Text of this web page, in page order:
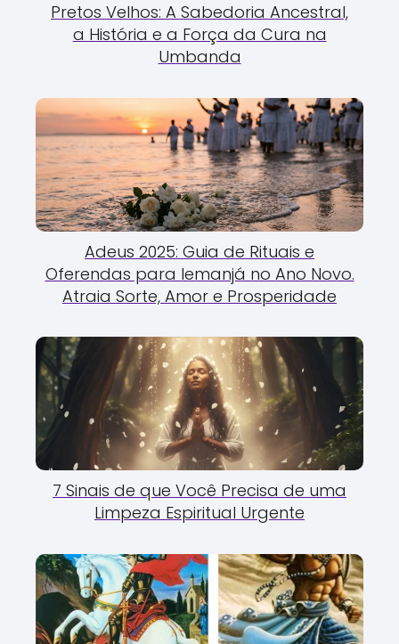
Pretos Velhos: A Sabedoria Ancestral,
a História e a Força da Cura na
Umbanda
Adeus 2025: Guia de Rituais e
Oferendas para Iemanjá no Ano Novo.
Atraia Sorte, Amor e Prosperidade
7 Sinais de que Você Precisa de uma
Limpeza Espiritual Urgente